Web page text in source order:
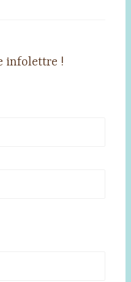
infolettre !